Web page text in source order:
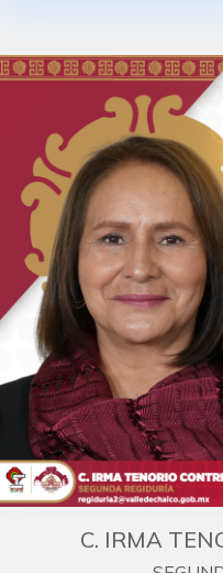
C. IRMA